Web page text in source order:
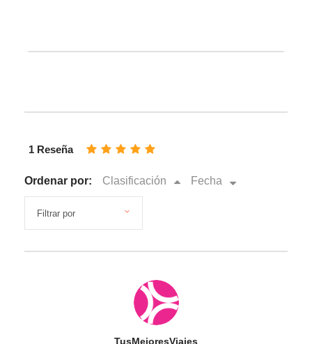
1 Reseña
Ordenar por: Clasificación Fecha
TusMejoresViajes